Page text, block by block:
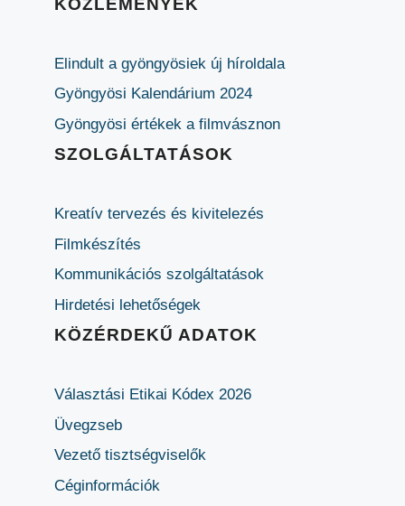
Elindult a gyöngyösiek új híroldala
Gyöngyösi Kalendárium 2024
Gyöngyösi értékek a filmvásznon
SZOLGÁLTATÁSOK
Kreatív tervezés és kivitelezés
Filmkészítés
Kommunikációs szolgáltatások
Hirdetési lehetőségek
KÖZÉRDEKŰ ADATOK
Választási Etikai Kódex 2026
Üvegzseb
Vezető tisztségviselők
Céginformációk